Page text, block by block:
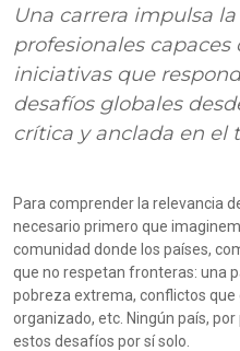
Una carrera impulsa
profesionales
iniciativas que
desafíos globales
crítica y anclada en el
Para comprender la relevancia
necesario primero que
comunidad donde los países,
que no respetan fronteras: una
pobreza extrema, conflictos
organizado, etc. Ningún país,
estos desafíos por sí solo.